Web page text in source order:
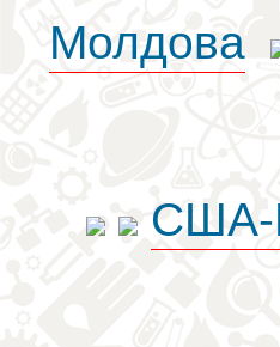
Молдова
США-